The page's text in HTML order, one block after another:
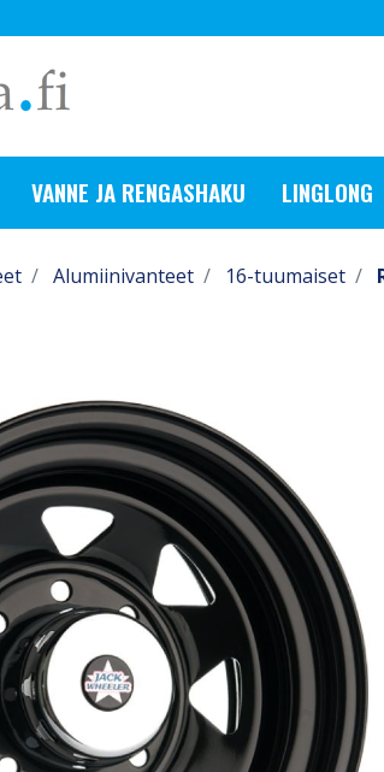
VANNE JA RENGASHAKU LINGLONG
Alumiinivanteet 16-tuumaiset